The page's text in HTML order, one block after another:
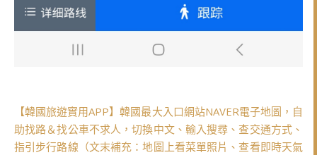
【韓國旅遊實用APP】韓國最大入口網站NAVER電子地圖，自
助找路＆找公車不求人，切換中文、輸入搜尋、查交通方式、
指引步行路線（文末補充：地圖上看菜單照片、查看即時天氣